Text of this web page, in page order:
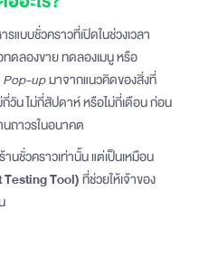
บบชั่วคราวที่เปิดในช่วงเวลา
ดลองขาย ทดลองเมนู หรือ
Pop-upมาจากแนวคิดของสิ่งที่
วัน ไม่กี่สัปดาห์ หรือไม่กี่เดือน ก่อน
ถาวรในอนาคต
ชั่วคราวเท่านั้น แต่เป็นเหมือน
Tool)ที่ช่วยให้เจ้าของ